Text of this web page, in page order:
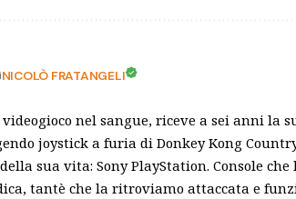
NICOLÒ FRATANGELI
videogioco nel sangue, riceve a sei anni la
joystick a furia di Donkey Kong
sua vita: Sony PlayStation. Console
tantè che la ritroviamo attaccata e